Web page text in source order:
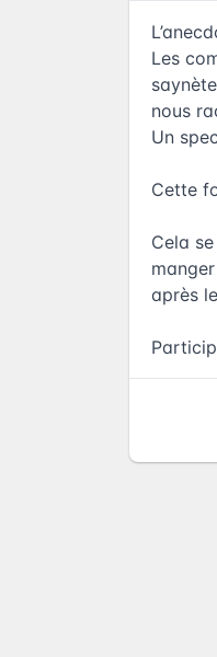
Les
nous
Un
Cette
Cela
après